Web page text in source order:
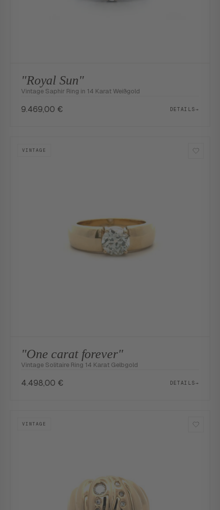
"Royal Sun"
Vintage Saphir Ring in 14 Karat Weißgold
9.469,00 € DETAILS→
VINTAGE
"One carat forever"
Vintage Solitaire Ring 14 Karat Gelbgold
4.498,00 € DETAILS→
VINTAGE